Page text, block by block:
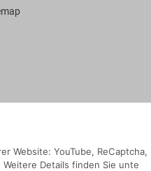
Website: YouTube, ReCaptcha,
Details finden Sie unte